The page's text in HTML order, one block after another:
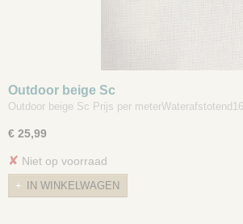
Outdoor beige Sc
Outdoor beige Sc Prijs per
€ 25,99
✘ Niet op voorraad
IN WINKELWAGEN